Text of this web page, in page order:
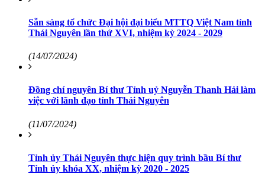
Sẵn sàng tổ chức Đại hội đại biểu MTTQ Việt Nam tỉnh
Thái Nguyên lần thứ XVI, nhiệm kỳ 2024 - 2029
(14/07/2024)
Đồng chí nguyên Bí thư Tỉnh uỷ Nguyễn Thanh Hải làm
việc với lãnh đạo tỉnh Thái Nguyên
(11/07/2024)
Tỉnh ủy Thái Nguyên thực hiện quy trình bầu Bí thư
Tỉnh ủy khóa XX, nhiệm kỳ 2020 - 2025